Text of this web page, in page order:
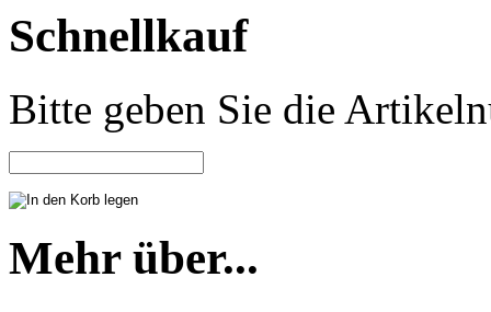
Schnellkauf
Bitte geben Sie die
Mehr über...